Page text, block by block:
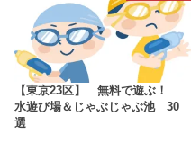
【東京23区】 無料で遊ぶ！
水遊び場＆じゃぶじゃぶ池 30
選